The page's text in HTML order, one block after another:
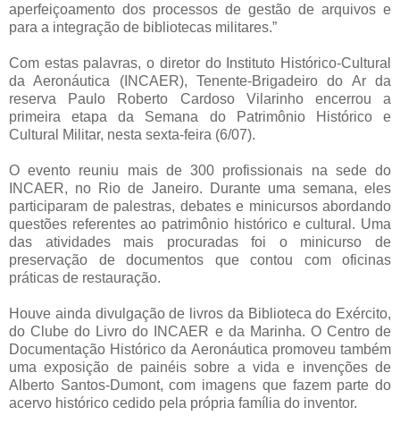
aperfeiçoamento dos processos de gestão de arquivos e
para a integração de bibliotecas militares.”
Com estas palavras, o diretor do Instituto Histórico-Cultural
da Aeronáutica (INCAER), Tenente-Brigadeiro do Ar da
reserva Paulo Roberto Cardoso Vilarinho encerrou a
primeira etapa da Semana do Patrimônio Histórico e
Cultural Militar, nesta sexta-feira (6/07).
O evento reuniu mais de 300 profissionais na sede do
INCAER, no Rio de Janeiro. Durante uma semana, eles
participaram de palestras, debates e minicursos abordando
questões referentes ao patrimônio histórico e cultural. Uma
das atividades mais procuradas foi o minicurso de
preservação de documentos que contou com oficinas
práticas de restauração.
Houve ainda divulgação de livros da Biblioteca do Exército,
do Clube do Livro do INCAER e da Marinha. O Centro de
Documentação Histórico da Aeronáutica promoveu também
uma exposição de painéis sobre a vida e invenções de
Alberto Santos-Dumont, com imagens que fazem parte do
acervo histórico cedido pela própria família do inventor.